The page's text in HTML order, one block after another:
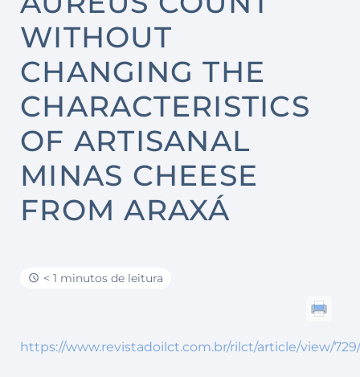
WITHOUT
CHANGING THE
CHARACTERISTICS
OF ARTISANAL
MINAS CHEESE
FROM ARAXÁ
< 1 minutos de leitura
https://www.revistadoilct.com.br/rilct/article/view/